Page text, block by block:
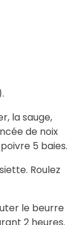
la sauge,
de noix
5 baies.
Roulez
le beurre